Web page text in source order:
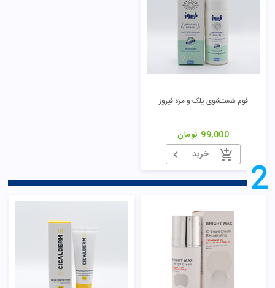
فوم شستشوی پلک و مژه فیروز
99,000 تومان
خرید
2